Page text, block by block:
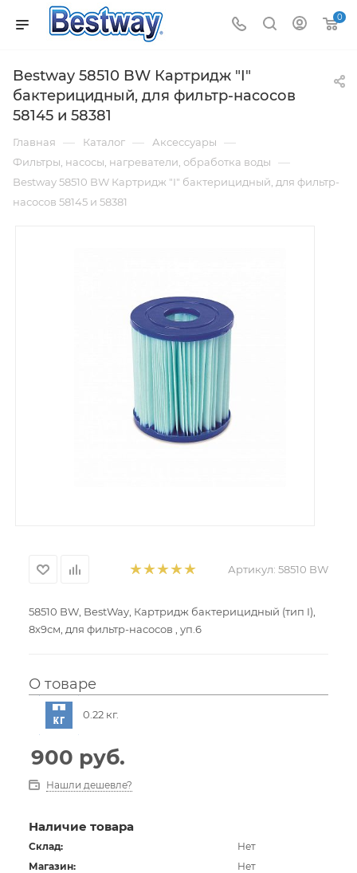
0
Bestway 58510 BW Картридж "I"
бактерицидный, для фильтр-насосов
58145 и 58381
Главная — Каталог — Аксессуары —
Фильтры, насосы, нагреватели, обработка воды —
Bestway 58510 BW Картридж "I" бактерицидный, для фильтр-
насосов 58145 и 58381
Артикул: 58510 BW
58510 BW, BestWay, Картридж бактерицидный (тип I),
8х9см, для фильтр-насосов , уп.6
О товаре
0.22 кг.
900 руб.
Нашли дешевле?
Наличие товара
Склад:
Нет
Магазин:
Нет